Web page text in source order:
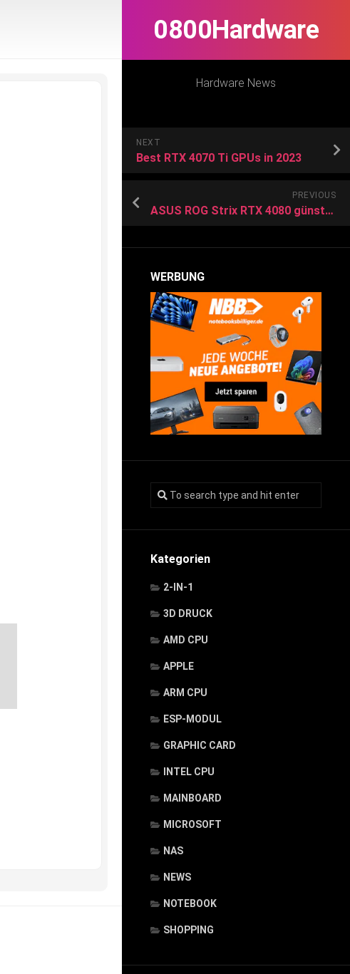
0800Hardware
Hardware News
NEXT
Best RTX 4070 Ti GPUs in 2023
PREVIOUS
ASUS ROG Strix RTX 4080 günstiger als je zuvor: Black Friday Grafikkarten-Hammer bei Amazon!
WERBUNG
Kategorien
2-IN-1
3D DRUCK
AMD CPU
APPLE
ARM CPU
ESP-MODUL
GRAPHIC CARD
INTEL CPU
MAINBOARD
MICROSOFT
NAS
NEWS
NOTEBOOK
SHOPPING